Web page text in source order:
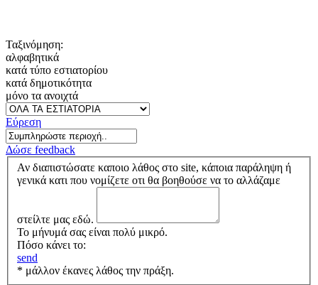
Ταξινόμηση:
αλφαβητικά
κατά τύπο εστιατορίου
κατά δημοτικότητα
μόνο τα ανοιχτά
Εύρεση
Δώσε feedback
Αν διαπιστώσατε καποιο λάθος στο site, κάποια παράληψη ή
γενικά κατι που νομίζετε οτι θα βοηθούσε να το αλλάζαμε
στείλτε μας εδώ.
Το μήνυμά σας είναι πολύ μικρό.
Πόσο κάνει το:
send
* μάλλον έκανες λάθος την πράξη.